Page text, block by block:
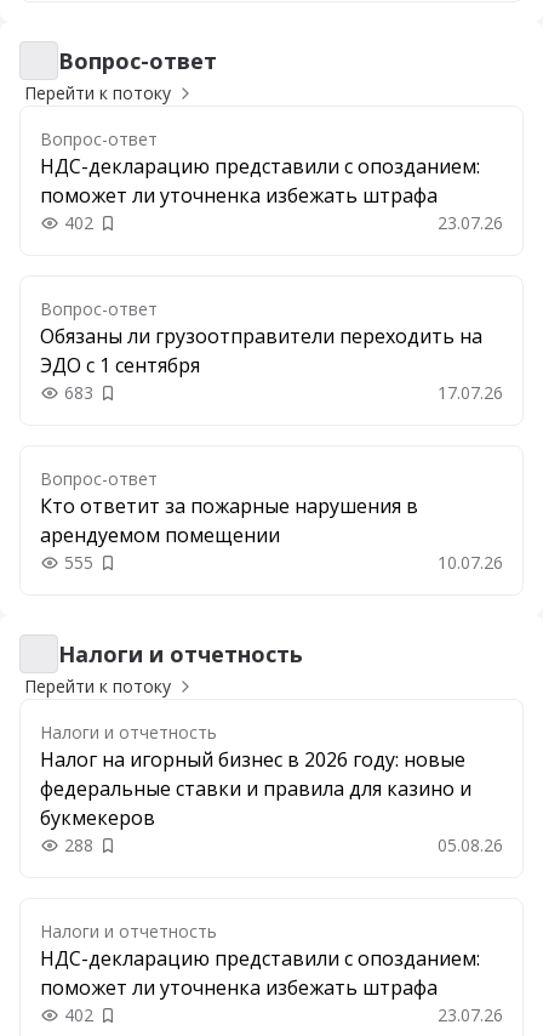
Вопрос-ответ
Вопрос-ответ
Перейти к потоку
Вопрос-ответ
НДС-декларацию представили с опозданием:
поможет ли уточненка избежать штрафа
402 Добавить в закладки 23.07.26
Вопрос-ответ
Обязаны ли грузоотправители переходить на
ЭДО с 1 сентября
683 Добавить в закладки 17.07.26
Вопрос-ответ
Кто ответит за пожарные нарушения в
арендуемом помещении
555 Добавить в закладки 10.07.26
Налоги и отчетность
Налоги и отчетность
Перейти к потоку
Налоги и отчетность
Налог на игорный бизнес в 2026 году: новые
федеральные ставки и правила для казино и
букмекеров
288 Добавить в закладки 05.08.26
Налоги и отчетность
НДС-декларацию представили с опозданием:
поможет ли уточненка избежать штрафа
402 Добавить в закладки 23.07.26